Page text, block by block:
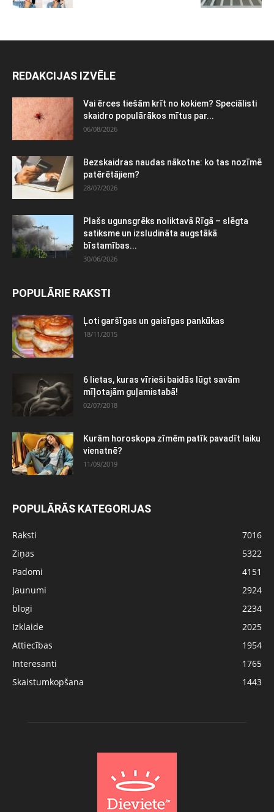
REDAKCIJAS IZVĒLE
Vai ērces tiešām krīt no kokiem? Speciālisti
skaidro populārākos mītus par...
06/08/2026
Bezskaidras naudas nākotne: ko tas nozīmē
patērētājiem?
28/07/2026
Plašs ugunsgrēks noliktavā Rīgā – slēgta
satiksme un izsludināta augstākā
bīstamības...
30/06/2026
POPULĀRIE RAKSTI
Ļoti garšīgas un gaisīgas pankūkas
18/11/2015
6 lietas, kuras vīrieši baidās lūgt savām
mīļotajām guļamistabā!
02/07/2018
Kurām horoskopa zīmēm patīk pavadīt laiku
vienatnē?
11/09/2019
POPULĀRĀS KATEGORIJAS
Raksti
7016
Ziņas
5322
Padomi
4151
Jaunumi
2924
blogi
2234
Izklaide
2025
Attiecības
1954
Interesanti
1765
Skaistumkopšana
1443